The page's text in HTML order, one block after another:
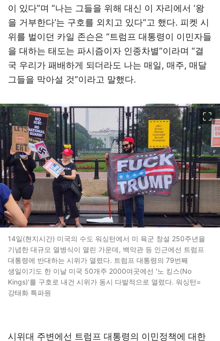
이 있다”며 “나는 그들을 위해 대신 이 자리에서 ‘왕
을 거부한다’는 구호를 외치고 있다”고 했다. 피켓 시
위를 벌이던 카일 존슨은 “트럼프 대통령이 이민자들
을 대하는 태도는 파시즘이자 인종차별”이라며 “결
국 우리가 패배하게 되더라도 나는 매일, 매주, 매달
그들을 막아설 것”이라고 말했다.
14일(현지시간) 미국의 수도 워싱턴에서 미 육군 창설 250주년을
기념한 대규모 열병식이 열린 가운데, 백악관 등 인근에선 트럼프
대통령에 반대하는 시위가 열렸다. 트럼프 대통령의 79번째
생일이기도 한 이날 미국 50개주 2000여곳에선 '노 킹스(No
Kings)'를 구호로 내건 시위가 동시 다발적으로 열렸다. 워싱턴=
강태화 특파원
시위대 주변에선 트럼프 대통령의 이민정책에 대한